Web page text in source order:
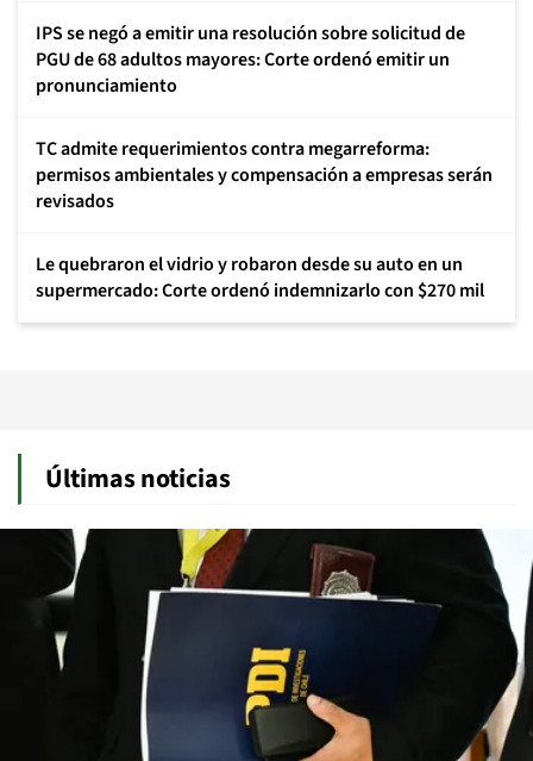
IPS se negó a emitir una resolución sobre solicitud de
PGU de 68 adultos mayores: Corte ordenó emitir un
pronunciamiento
TC admite requerimientos contra megarreforma:
permisos ambientales y compensación a empresas serán
revisados
Le quebraron el vidrio y robaron desde su auto en un
supermercado: Corte ordenó indemnizarlo con $270 mil
Últimas noticias